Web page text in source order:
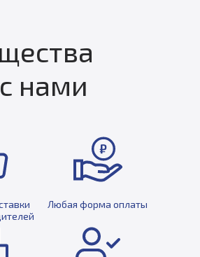
нами
Любая форма оплаты